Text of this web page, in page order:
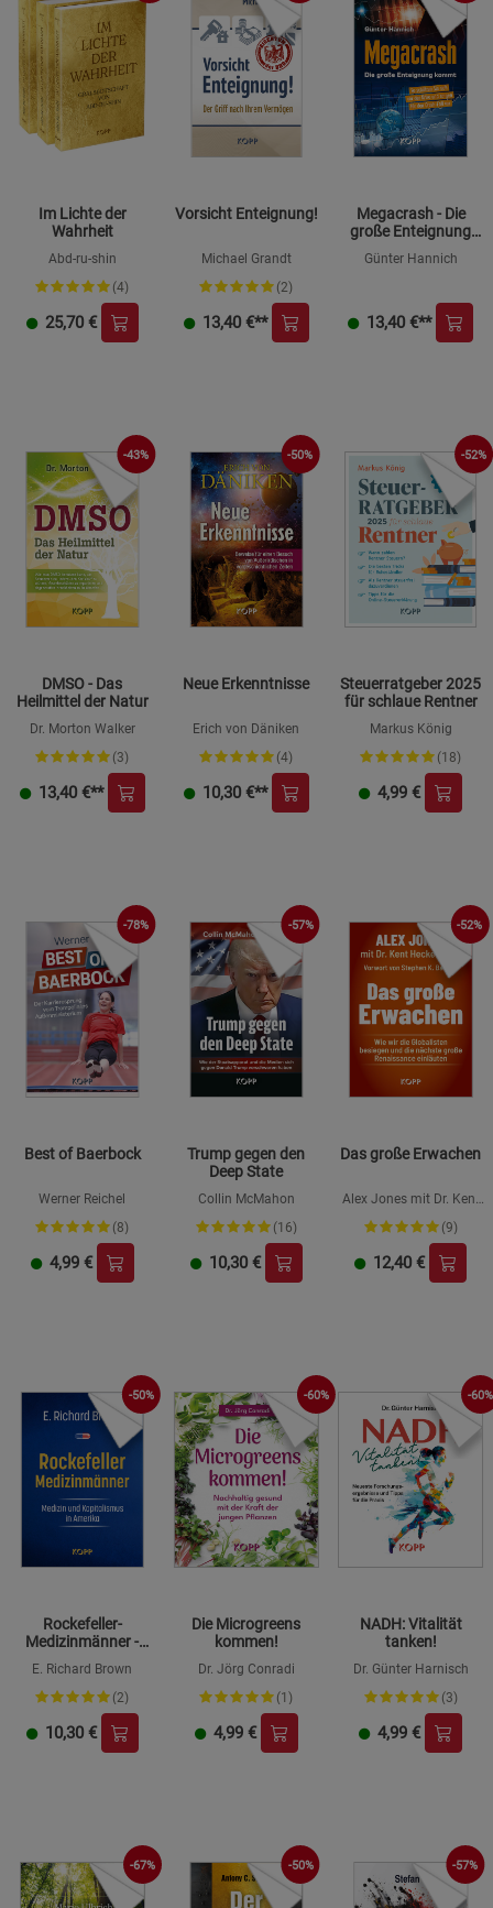
Im Lichte der
Wahrheit
Abd-ru-shin
(4)
25,70 €
Vorsicht Enteignung!
Michael Grandt
(2)
13,40 €**
Megacrash - Die
große Enteignung
Günter Hannich
13,40 €**
-43%
DMSO - Das
Heilmittel der Natur
Dr. Morton Walker
(3)
13,40 €**
-50%
Neue Erkenntnisse
Erich von Däniken
(4)
10,30 €**
-52%
Steuerratgeber 2025
für schlaue Rentner
Markus König
(18)
4,99 €
-78%
Best of Baerbock
Werner Reichel
(8)
4,99 €
-57%
Trump gegen den
Deep State
Collin McMahon
(16)
10,30 €
-52%
Das große Erwachen
Alex Jones mit Dr. Kent
Heckenlively
(9)
12,40 €
-50%
Rockefeller-
Medizinmänner -
Kapitalismus in
Amerika
E. Richard Brown
(2)
10,30 €
-60%
Die Microgreens
kommen!
Dr. Jörg Conradi
(1)
4,99 €
-60%
NADH: Vitalität
tanken!
Dr. Günter Harnisch
(3)
4,99 €
-67% -50% -57%